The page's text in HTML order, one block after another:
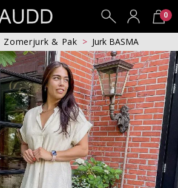
0
Zomerjurk & Pak Jurk BASMA